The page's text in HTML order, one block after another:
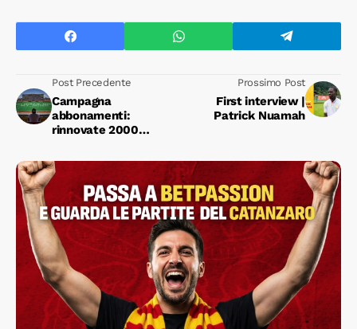
Post Precedente
Campagna
abbonamenti:
rinnovate 2000
le altre conferme
Prossimo Post
First interview |
Patrick Nuamah